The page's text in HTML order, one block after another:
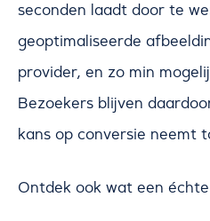
seconden laadt door te
geoptimaliseerde
provider, en zo min
Bezoekers blijven
kans op conversie neemt
Ontdek ook wat een échte